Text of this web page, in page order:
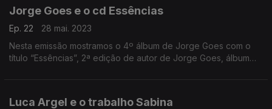
Jorge Goes e o cd Essências
Ep. 22
28 mai. 2023
Nesta emissão mostramos o 4º álbum de Jorge Goes com o
título “Essências”, 2ª edição de autor de Jorge Goes, álbum
Luca Argel e o trabalho Sabina